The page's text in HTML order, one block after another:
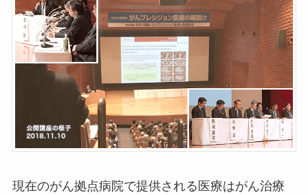
現在のがん拠点病院で提供される医療はがん治療